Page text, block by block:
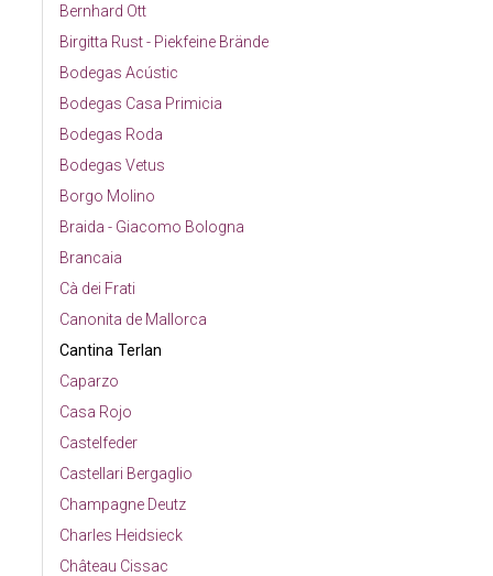
Bernhard Ott
Birgitta Rust - Piekfeine Brände
Bodegas Acústic
Bodegas Casa Primicia
Bodegas Roda
Bodegas Vetus
Borgo Molino
Braida - Giacomo Bologna
Brancaia
Cà dei Frati
Canonita de Mallorca
Cantina Terlan
Caparzo
Casa Rojo
Castelfeder
Castellari Bergaglio
Champagne Deutz
Charles Heidsieck
Château Cissac